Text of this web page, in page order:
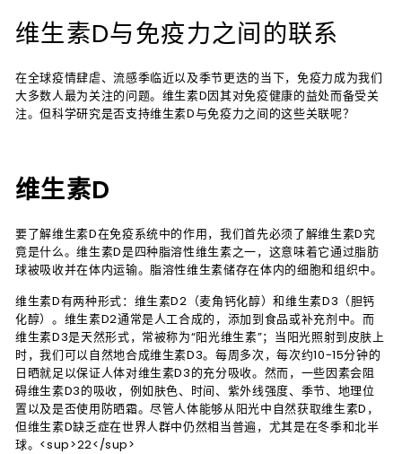
维生素D与免疫力之间的联系
在全球疫情肆虐、流感季临近以及季节更迭的当下，免疫力成为我们
大多数人最为关注的问题。维生素D因其对免疫健康的益处而备受关
注。但科学研究是否支持维生素D与免疫力之间的这些关联呢？
维生素D
要了解维生素D在免疫系统中的作用，我们首先必须了解维生素D究
竟是什么。维生素D是四种脂溶性维生素之一，这意味着它通过脂肪
球被吸收并在体内运输。脂溶性维生素储存在体内的细胞和组织中。
维生素D有两种形式：维生素D2（麦角钙化醇）和维生素D3（胆钙
化醇）。维生素D2通常是人工合成的，添加到食品或补充剂中。而
维生素D3是天然形式，常被称为“阳光维生素”；当阳光照射到皮肤上
时，我们可以自然地合成维生素D3。每周多次，每次约10-15分钟的
日晒就足以保证人体对维生素D3的充分吸收。然而，一些因素会阻
碍维生素D3的吸收，例如肤色、时间、紫外线强度、季节、地理位
置以及是否使用防晒霜。尽管人体能够从阳光中自然获取维生素D，
但维生素D缺乏症在世界人群中仍然相当普遍，尤其是在冬季和北半
球。<sup>22</sup>